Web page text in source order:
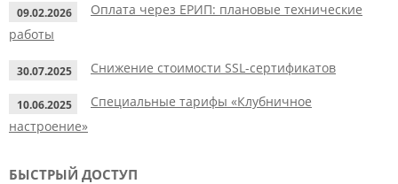
09.02.2026
Оплата через ЕРИП: плановые технические
работы
30.07.2025 Снижение стоимости SSL-сертификатов
10.06.2025
Специальные тарифы «Клубничное
настроение»
БЫСТРЫЙ ДОСТУП